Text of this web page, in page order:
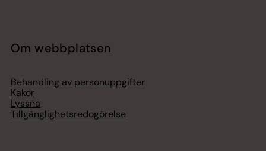
Om webbplatsen
Behandling av personuppgifter
Kakor
Lyssna
Tillgänglighetsredogörelse